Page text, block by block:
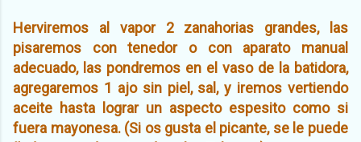
Herviremos al vapor 2 zanahorias grandes, las
pisaremos con tenedor o con aparato manual
adecuado, las pondremos en el vaso de la batidora,
agregaremos 1 ajo sin piel, sal, y iremos vertiendo
aceite hasta lograr un aspecto espesito como si
fuera mayonesa. (Si os gusta el picante, se le puede